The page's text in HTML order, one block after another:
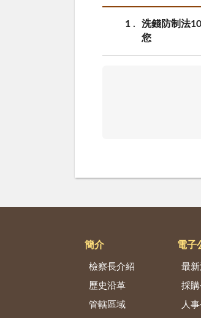
1
洗錢防制法
您
簡介
檢察長介紹
歷史沿革
管轄區域
電子
最新
採
人